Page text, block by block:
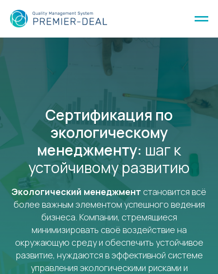
Сертификация по
экологическому
менеджменту: шаг к
устойчивому развитию
Экологический менеджмент становится всё
более важным элементом успешного ведения
бизнеса. Компании, стремящиеся
минимизировать своё воздействие на
окружающую среду и обеспечить устойчивое
развитие, нуждаются в эффективной системе
управления экологическими рисками и